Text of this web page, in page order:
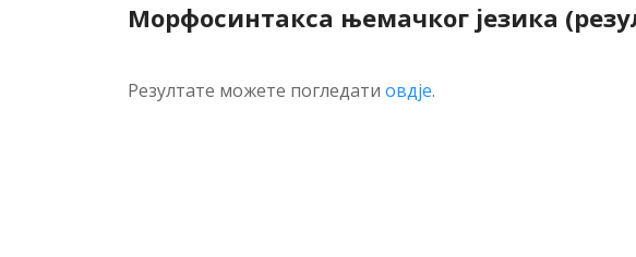
Морфосинтакса њемачког језика
Резултате можете погледати овдје.